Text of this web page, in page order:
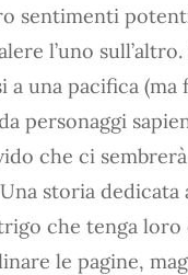
sentimenti
l’uno
a una pacifica
personaggi
che ci
storia
che tenga loro
le pagine,